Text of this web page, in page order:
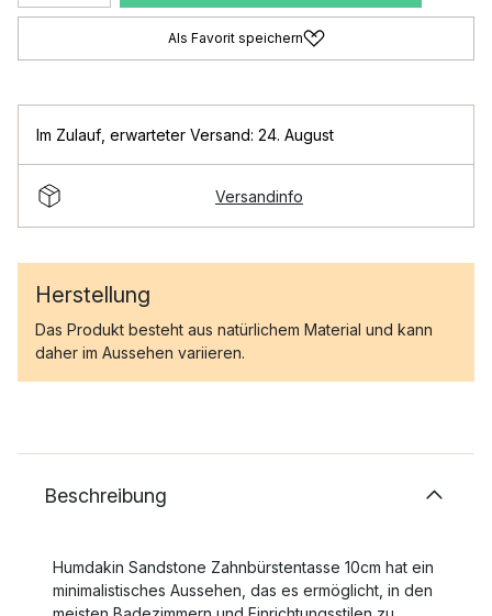
Als Favorit speichern
Im Zulauf erwarteter Versand: 24. August
Versandinfo
Herstellung
Das Produkt besteht aus natürlichem Material und kann
daher im Aussehen variieren.
Beschreibung
Humdakin Sandstone Zahnbürstentasse 10cm hat ein
minimalistisches Aussehen, das es ermöglicht, in den